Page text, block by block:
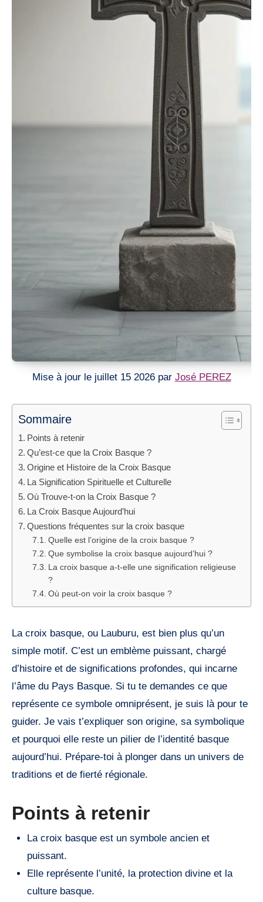
Mise à jour le juillet 15 2026 par José PEREZ
Sommaire
Points à retenir
Qu’est-ce que la Croix Basque ?
Origine et Histoire de la Croix Basque
La Signification Spirituelle et Culturelle
Où Trouve-t-on la Croix Basque ?
La Croix Basque Aujourd’hui
Questions fréquentes sur la croix basque
Quelle est l’origine de la croix basque ?
Que symbolise la croix basque aujourd’hui ?
La croix basque a-t-elle une signification religieuse
?
Où peut-on voir la croix basque ?
La croix basque, ou Lauburu, est bien plus qu’un
simple motif. C’est un emblème puissant, chargé
d’histoire et de significations profondes, qui incarne
l’âme du Pays Basque. Si tu te demandes ce que
représente ce symbole omniprésent, je suis là pour te
guider. Je vais t’expliquer son origine, sa symbolique
et pourquoi elle reste un pilier de l’identité basque
aujourd’hui. Prépare-toi à plonger dans un univers de
traditions et de fierté régionale.
Points à retenir
La croix basque est un symbole ancien et
puissant.
Elle représente l’unité, la protection divine et la
culture basque.